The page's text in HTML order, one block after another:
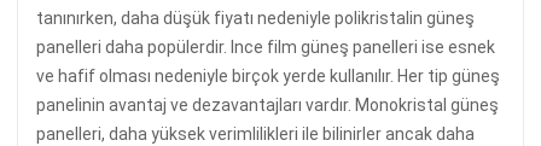
tanınırken, daha düşük fiyatı nedeniyle polikristalin güneş
panelleri daha popülerdir. Ince film güneş panelleri ise esnek
ve hafif olması nedeniyle birçok yerde kullanılır. Her tip güneş
panelinin avantaj ve dezavantajları vardır. Monokristal güneş
panelleri, daha yüksek verimlilikleri ile bilinirler ancak daha